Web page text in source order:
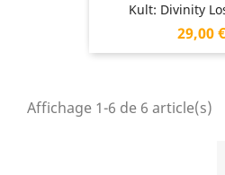
Kult: Divinity
Prix
29,00 €
Affichage 1-6 de 6 article(s)